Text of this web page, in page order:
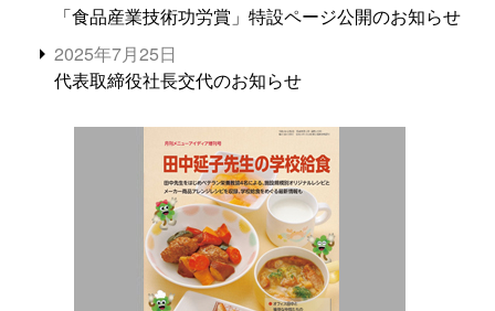
「食品産業技術功労賞」特設ページ公開のお知らせ
2025年7月25日
代表取締役社長交代のお知らせ